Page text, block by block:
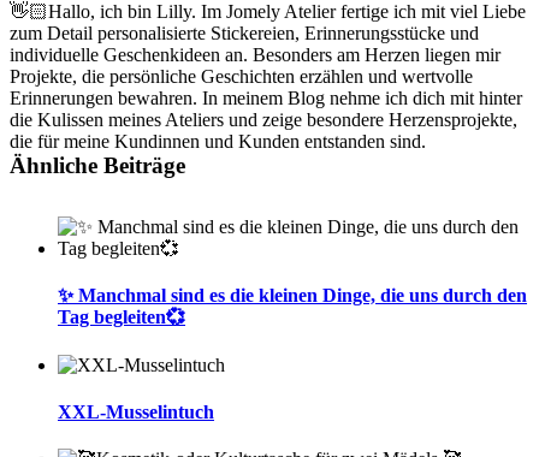
👋🏻Hallo, ich bin Lilly. Im Jomely Atelier fertige ich mit viel Liebe
zum Detail personalisierte Stickereien, Erinnerungsstücke und
individuelle Geschenkideen an. Besonders am Herzen liegen mir
Projekte, die persönliche Geschichten erzählen und wertvolle
Erinnerungen bewahren. In meinem Blog nehme ich dich mit hinter
die Kulissen meines Ateliers und zeige besondere Herzensprojekte,
die für meine Kundinnen und Kunden entstanden sind.
Ähnliche Beiträge
✨ Manchmal sind es die kleinen Dinge, die uns durch den
Tag begleiten💞
XXL-Musselintuch